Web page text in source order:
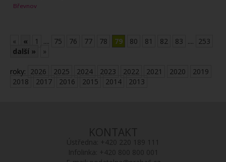
Břevnov
« « 1 .... 75 76 77 78 79 80 81 82 83 .... 253
další »
»
roky: 2026 2025 2024 2023 2022 2021 2020
2019
2018
2017 2016 2015 2014 2013
KONTAKT
Ústředna: +420 220 189 111
Infolinka: +420 800 800 001